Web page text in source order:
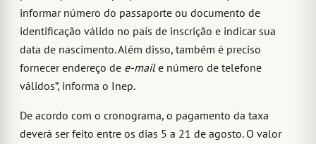
informar número do passaporte ou documento de
identificação válido no país de inscrição e indicar sua
data de nascimento. Além disso, também é preciso
fornecer endereço de e-maile número de telefone
válidos”, informa o Inep.
De acordo com o cronograma, o pagamento da taxa
deverá ser feito entre os dias 5 a 21 de agosto. O valor